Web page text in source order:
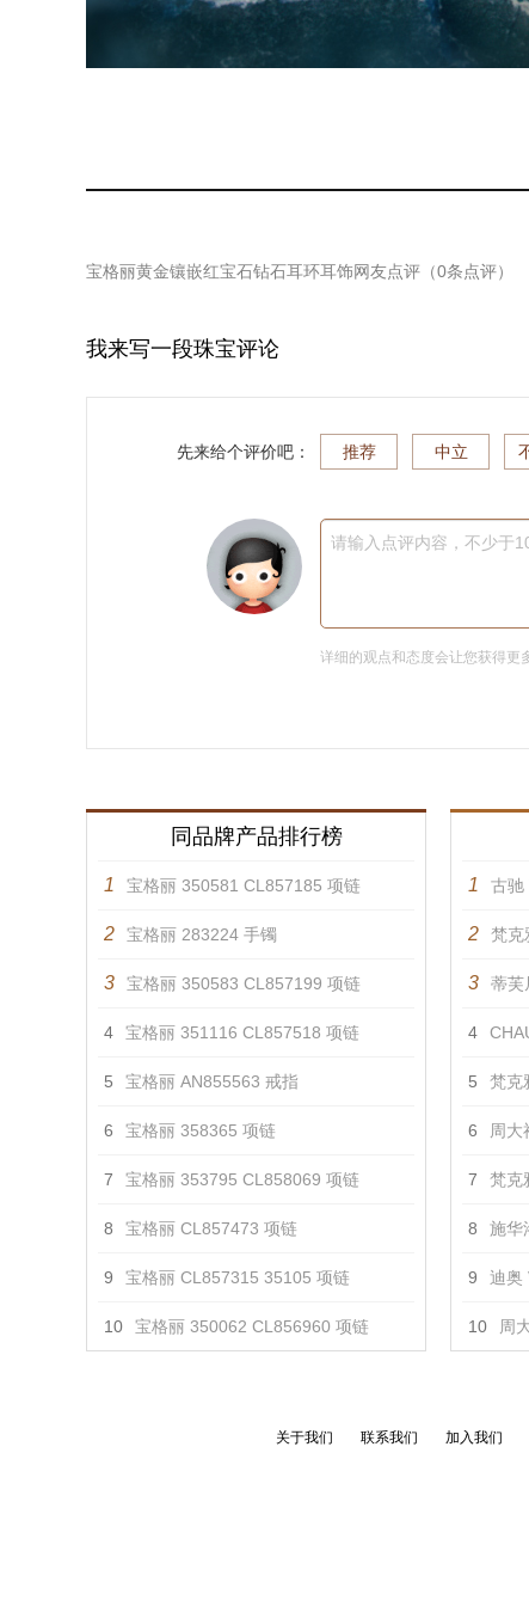
宝格丽黄金镶嵌红宝石钻石耳环耳饰网友点评（0条点评）
我来写一段珠宝评论
先来给个评价吧： 推荐 中立
请输入点评内容，不少于
详细的观点和态度会让您获得更
同品牌产品排行榜
1 宝格丽 350581 CL857185 项链
2 宝格丽 283224 手镯
3 宝格丽 350583 CL857199 项链
4 宝格丽 351116 CL857518 项链
5 宝格丽 AN855563 戒指
6 宝格丽 358365 项链
7 宝格丽 353795 CL858069 项链
8 宝格丽 CL857473 项链
9 宝格丽 CL857315 35105 项链
10 宝格丽 350062 CL856960 项链
1 古驰
2 梵克
3 蒂芙
4
5 梵克
6 周
7 梵克
8 施华
9 迪奥
10 周
关于我们 联系我们 加入我们